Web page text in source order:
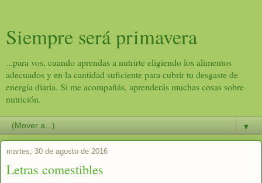
Siempre será primavera
...para vos, cuando aprendas a nutrirte eligiendo los alimentos
adecuados y en la cantidad suficiente para cubrir tu desgaste de
energía diaria. Si me acompañás, aprenderás muchas cosas sobre
nutrición.
▼
martes, 30 de agosto de 2016
Letras comestibles